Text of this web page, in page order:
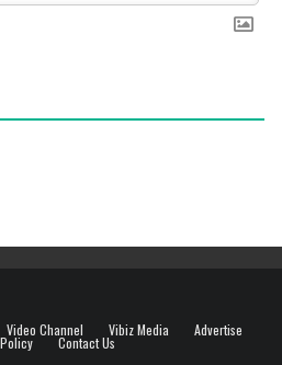
Video Channel Vibiz Media Advertise
Contact Us